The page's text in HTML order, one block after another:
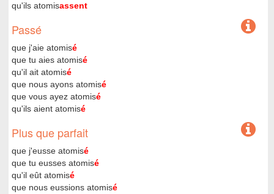
qu'ils atomisassent
Passé
que j'aie atomisé
que tu aies atomisé
qu'il ait atomisé
que nous ayons atomisé
que vous ayez atomisé
qu'ils aient atomisé
Plus que parfait
que j'eusse atomisé
que tu eusses atomisé
qu'il eût atomisé
que nous eussions atomisé